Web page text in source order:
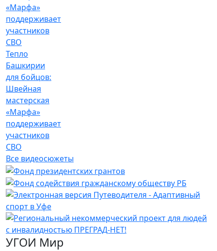
Тепло
Башкирии
для бойцов:
Швейная
мастерская
«Марфа»
поддерживает
участников
СВО
Все видеосюжеты
УГОИ Мир